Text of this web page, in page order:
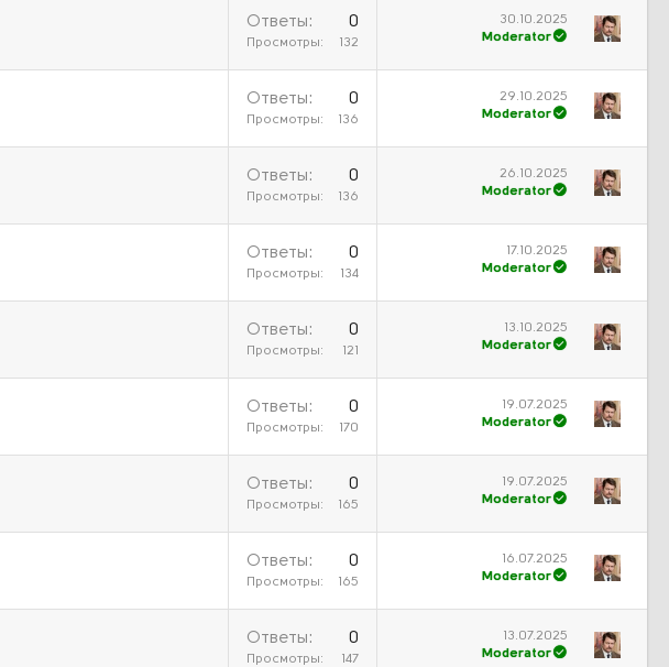
Ответы 0
Просмотры 132
30.10.2025
Moderator
Ответы 0
Просмотры 136
29.10.2025
Moderator
Ответы 0
Просмотры 136
26.10.2025
Moderator
Ответы 0
Просмотры 134
17.10.2025
Moderator
Ответы 0
Просмотры 121
13.10.2025
Moderator
Ответы 0
Просмотры 170
19.07.2025
Moderator
Ответы 0
Просмотры 165
19.07.2025
Moderator
Ответы 0
Просмотры 165
16.07.2025
Moderator
Ответы 0
Просмотры 147
13.07.2025
Moderator